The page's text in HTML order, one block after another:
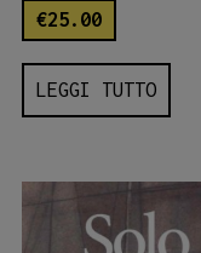
€25.00
LEGGI TUTTO